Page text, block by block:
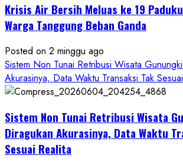
Krisis Air Bersih Meluas ke 19
Warga Tanggung Beban Ganda
Posted on 2 minggu ago
Sistem Non Tunai Retribusi Wisata
Akurasinya, Data Waktu Transaksi Tak
Sistem Non Tunai Retribusi Wisata
Diragukan Akurasinya, Data Waktu
Sesuai Realita